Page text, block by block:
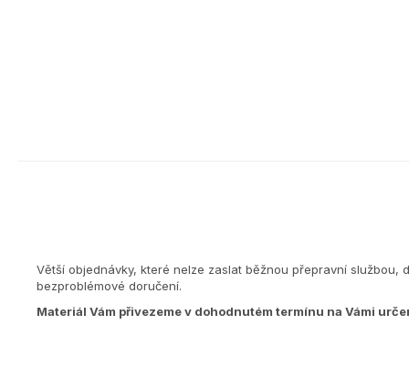
Větší objednávky, které nelze zaslat běžnou přepravní službou,
bezproblémové doručení.
Materiál Vám přivezeme v dohodnutém termínu na Vámi